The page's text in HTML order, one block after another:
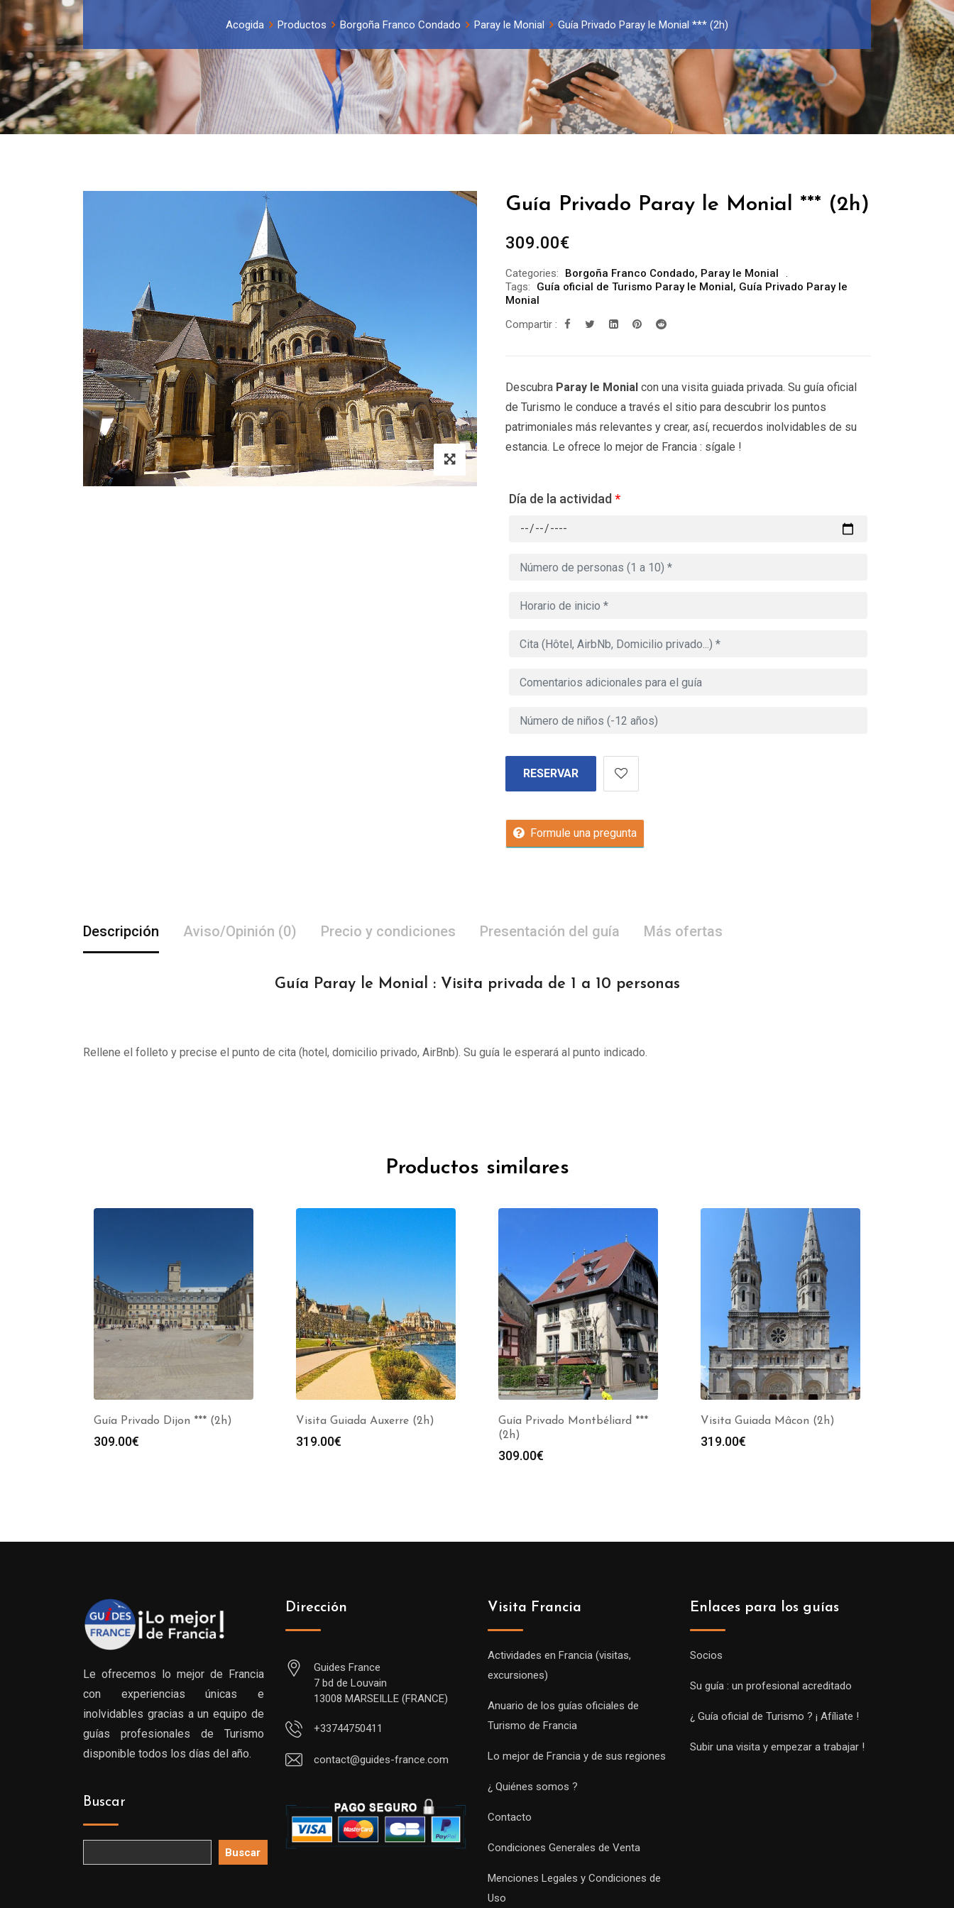
Acogida Productos Borgoña Franco Condado Paray le Monial Guía Privado Paray le Monial *** (2h)
Guía Privado Paray le Monial *** (2h)
309.00€
Categories: Borgoña Franco Condado, Paray le Monial
Tags:
Guía oficial de Turismo Paray le Monial, Guía Privado Paray le
Monial
Compartir :
Descubra Paray le Monial con una visita guiada privada. Su guía oficial
de Turismo le conduce a través el sitio para descubrir los puntos
patrimoniales más relevantes y crear, así, recuerdos inolvidables de su
estancia. Le ofrece lo mejor de Francia : sígale !
Día de la actividad *
RESERVAR
Formule una pregunta
Descripción Aviso/Opinión (0) Precio y condiciones Presentación del guía Más ofertas
Guía Paray le Monial : Visita privada de 1 a 10 personas
Rellene el folleto y precise el punto de cita (hotel, domicilio privado, AirBnb). Su guía le esperará al punto indicado.
Productos similares
Guía Privado Dijon *** (2h)
309.00€
Visita Guiada Auxerre (2h)
319.00€
Guía Privado Montbéliard ***
(2h)
309.00€
Visita Guiada Mâcon (2h)
319.00€
Le ofrecemos lo mejor de Francia
con experiencias únicas e
inolvidables gracias a un equipo de
guías profesionales de Turismo
disponible todos los días del año.
Buscar
Buscar
Dirección
Guides France
7 bd de Louvain
13008 MARSEILLE (FRANCE)
+33744750411
contact@guides-france.com
Visita Francia
Actividades en Francia (visitas,
excursiones)
Anuario de los guías oficiales de
Turismo de Francia
Lo mejor de Francia y de sus regiones
¿ Quiénes somos ?
Contacto
Condiciones Generales de Venta
Menciones Legales y Condiciones de
Uso
Enlaces para los guías
Socios
Su guía : un profesional acreditado
¿ Guía oficial de Turismo ? ¡ Afíliate !
Subir una visita y empezar a trabajar !